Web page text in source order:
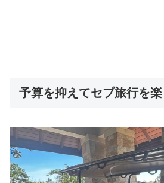
予算を抑えてセブ旅行を